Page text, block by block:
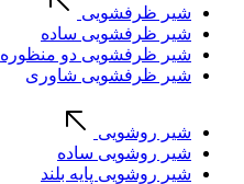
شیر ظرفشویی
شیر ظرفشویی ساده
شیر ظرفشویی دو منظوره
شیر ظرفشویی شاوری
شیر روشویی
شیر روشویی ساده
شیر روشویی پایه بلند